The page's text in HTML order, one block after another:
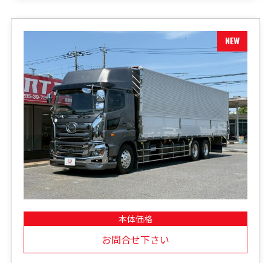
本体価格
お問合せ下さい